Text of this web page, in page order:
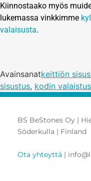
Kiinnostaako myös
lukemassa vinkkimme
valaisusta.
Avainsanatkeittiön
sisustus, kodin valaistus
BS BeStones Oy |
Söderkulla | Finland
Ota yhteyttä |